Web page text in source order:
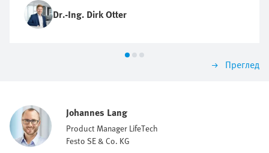
Dr.-Ing. Dirk Otter
Преглед
Johannes Lang
Product Manager LifeTech
Festo SE & Co. KG